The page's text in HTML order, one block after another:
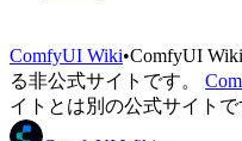
ComfyUI Wiki•ComfyUI
る非公式サイトです。
イトとは別の公式サイトで